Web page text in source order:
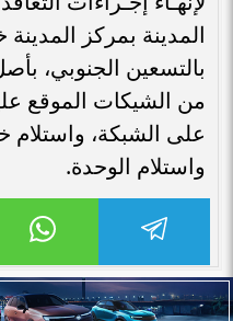
المدينة بمركز
بالتسعين الجنوبي،
من الشيكات الموقع
على الشبكة، واستلام
واستلام الوحدة.